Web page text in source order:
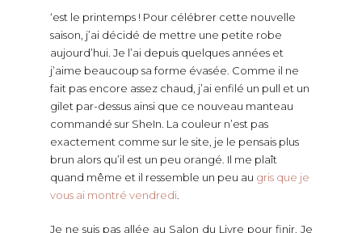
‘est le printemps ! Pour célébrer cette nouvelle
saison, j’ai décidé de mettre une petite robe
aujourd’hui. Je l’ai depuis quelques années et
j’aime beaucoup sa forme évasée. Comme il ne
fait pas encore assez chaud, j’ai enfilé un pull et un
gilet par-dessus ainsi que ce nouveau manteau
commandé sur SheIn. La couleur n’est pas
exactement comme sur le site, je le pensais plus
brun alors qu’il est un peu orangé. Il me plaît
quand même et il ressemble un peu au gris que je
vous ai montré vendredi
Je ne suis pas allée au Salon du Livre pour finir. Je